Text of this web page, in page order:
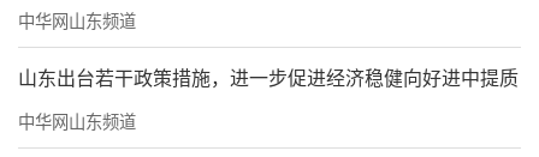
中华网山东频道
山东出台若干政策措施，进一步促进经济稳健向好进中提质
中华网山东频道